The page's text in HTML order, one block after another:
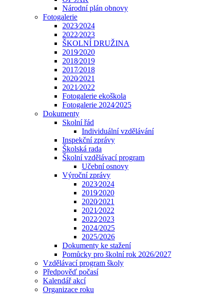
Národní plán obnovy
Fotogalerie
2023⁄2024
2022⁄2023
ŠKOLNÍ DRUŽINA
2019⁄2020
2018⁄2019
2017⁄2018
2020⁄2021
2021⁄2022
Fotogalerie ekoškola
Fotogalerie 2024⁄2025
Dokumenty
Skolní řád
Individuální vzdělávání
Inspekční zprávy
Školská rada
Školní vzdělávací program
Učební osnovy
Výroční zprávy
2023⁄2024
2019⁄2020
2020⁄2021
2021⁄2022
2022⁄2023
2024/2025
2025/2026
Dokumenty ke stažení
Pomůcky pro školní rok 2026/2027
Vzdělávací program školy
Předpověď počasí
Kalendář akcí
Organizace roku